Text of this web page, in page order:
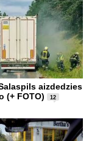
aizdedzies
(+ FOTO)
12